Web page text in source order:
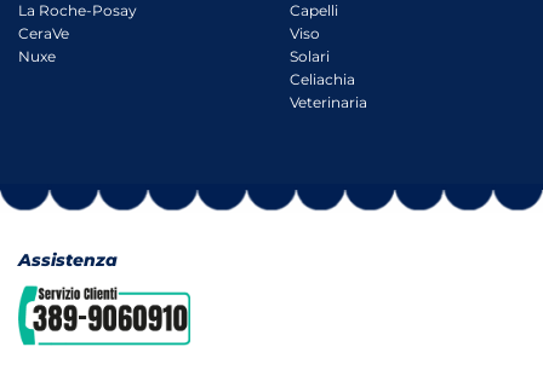
La Roche-Posay
CeraVe
Nuxe
Capelli
Viso
Solari
Celiachia
Veterinaria
Assistenza